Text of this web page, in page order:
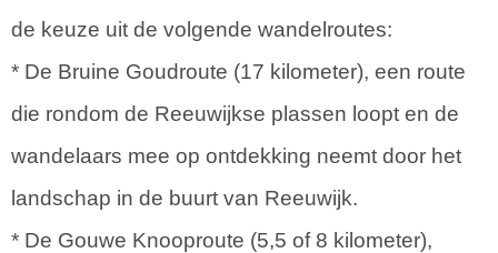
de keuze uit de volgende wandelroutes:
* De Bruine Goudroute (17 kilometer), een route
die rondom de Reeuwijkse plassen loopt en de
wandelaars mee op ontdekking neemt door het
landschap in de buurt van Reeuwijk.
* De Gouwe Knooproute (5,5 of 8 kilometer),